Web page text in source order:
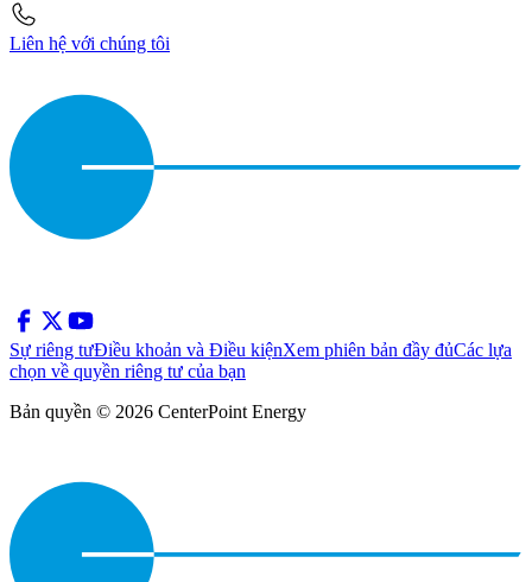
Liên hệ với chúng tôi
Sự riêng tưĐiều khoản và Điều kiệnXem phiên bản đầy đủCác lựa
chọn về quyền riêng tư của bạn
Bản quyền © 2026 CenterPoint Energy